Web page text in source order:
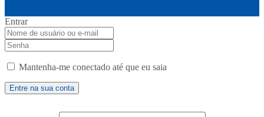
Entrar
Mantenha-me conectado até que eu saia